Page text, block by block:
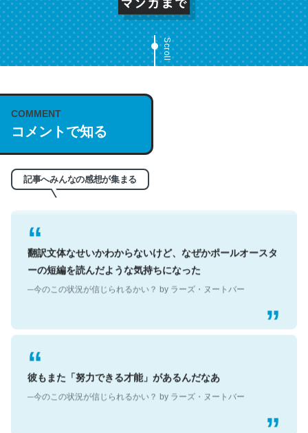
Scroll
COMMENT
コメントで知る
記事へみんなの感想が集まる
これは名文。彼はとてもクレバーなんだろうなと凄く思
う。英語少しでも読める人は原文もお勧め。自分はこの流
れ好き。Let’s Fucking Go. Then Covid hit. Shit.
─今のこの状況が信じられるかい？ by ラーズ・ヌートバー
ーの短編を読んだような気持ちになった